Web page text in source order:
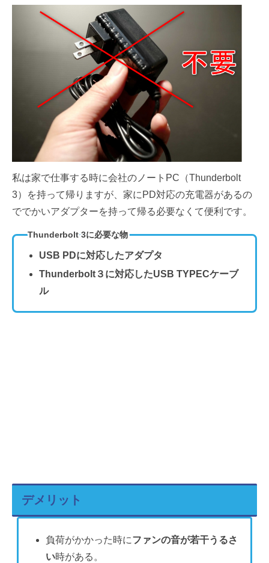
私は家で仕事する時に会社のノートPC（Thunderbolt
3）を持って帰りますが、家にPD対応の充電器があるの
ででかいアダプターを持って帰る必要なくて便利です。
Thunderbolt 3に必要な物
USB PDに対応したアダプタ
Thunderbolt３に対応したUSB TYPECケーブ
ル
デメリット
負荷がかかった時にファンの音が若干うるさ
い時がある。